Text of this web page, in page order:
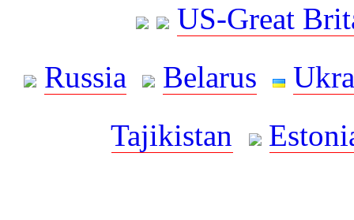
US-Great
Russia
Belarus
Tajikistan